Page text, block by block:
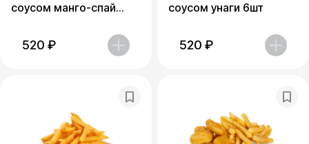
соусом манго-спайс
520 ₽
соусом унаги 6шт
520 ₽